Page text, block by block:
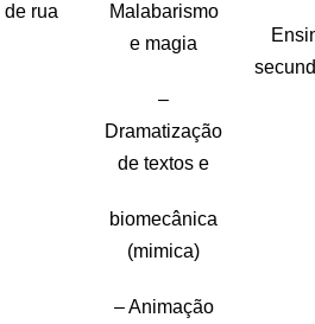
de rua
Malabarismo
e magia
–
Dramatização
de textos e
biomecânica
(mimica)
– Animação